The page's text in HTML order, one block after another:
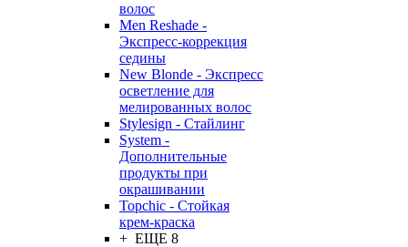
волос
Men Reshade -
Экспресс-коррекция
седины
New Blonde - Экспресс
осветление для
мелированных волос
Stylesign - Стайлинг
System -
Дополнительные
продукты при
окрашивании
Topchic - Стойкая
крем-краска
+ ЕЩЕ 8